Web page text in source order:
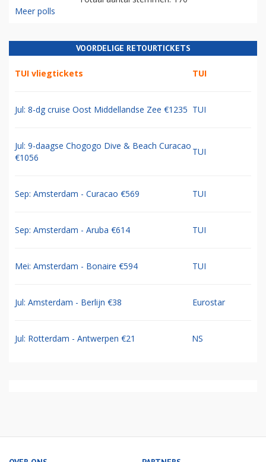
Meer polls
VOORDELIGE RETOURTICKETS
TUI vliegtickets TUI
Jul: 8-dg cruise Oost Middellandse Zee €1235 TUI
Jul: 9-daagse Chogogo Dive & Beach Curacao
€1056
TUI
Sep: Amsterdam - Curacao €569 TUI
Sep: Amsterdam - Aruba €614 TUI
Mei: Amsterdam - Bonaire €594 TUI
Jul: Amsterdam - Berlijn €38 Eurostar
Jul: Rotterdam - Antwerpen €21 NS